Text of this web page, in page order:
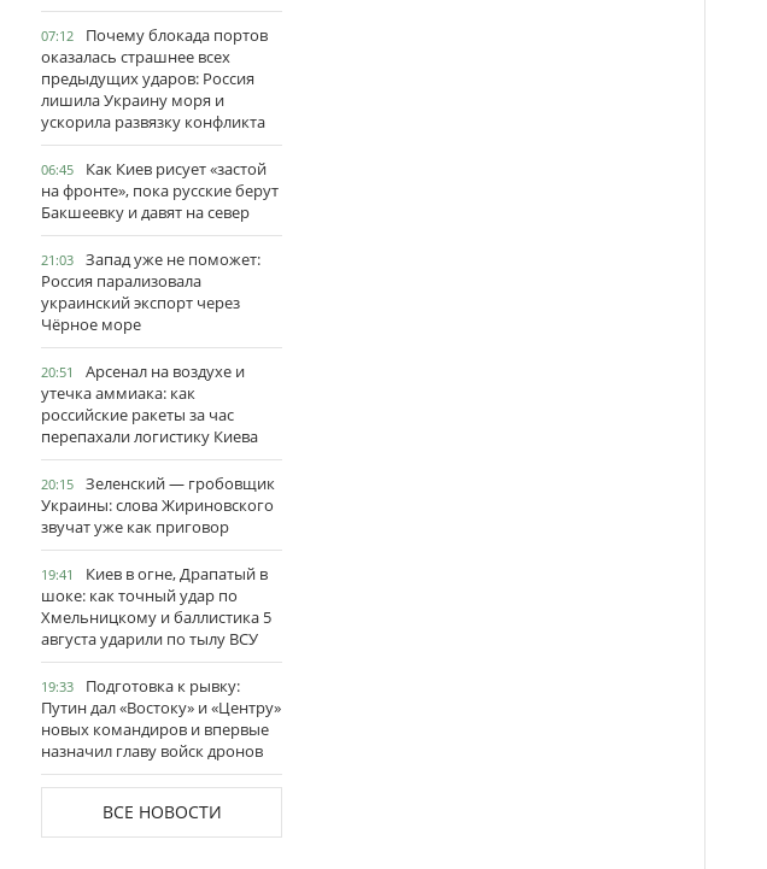
07:12
Почему блокада портов
оказалась страшнее всех
предыдущих ударов: Россия
лишила Украину моря и
ускорила развязку конфликта
06:45
Как Киев рисует «застой
на фронте», пока русские берут
Бакшеевку и давят на север
21:03
Запад уже не поможет:
Россия парализовала
украинский экспорт через
Чёрное море
20:51
Арсенал на воздухе и
утечка аммиака: как
российские ракеты за час
перепахали логистику Киева
20:15
Зеленский — гробовщик
Украины: слова Жириновского
звучат уже как приговор
19:41
Киев в огне, Драпатый в
шоке: как точный удар по
Хмельницкому и баллистика 5
августа ударили по тылу ВСУ
19:33
Подготовка к рывку:
Путин дал «Востоку» и «Центру»
новых командиров и впервые
назначил главу войск дронов
ВСЕ НОВОСТИ